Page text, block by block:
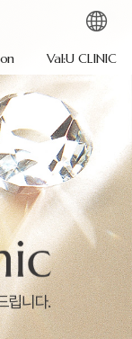
Val:U CLINIC
립니다.